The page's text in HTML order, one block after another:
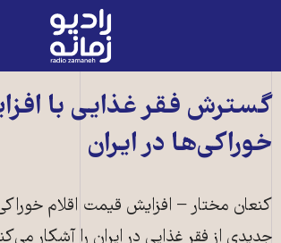
رادیو
زمانه
به
صفحه
اصلی
گسترش فقر غذایی با
خوراکی‌ها در ایران
کنعان مختار − افزایش قیمت اقلام
جدیدی از فقر غذایی در ایران را آشکار